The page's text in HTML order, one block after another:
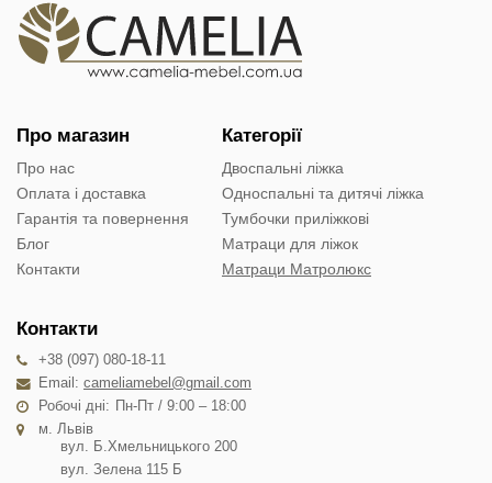
Про магазин
Про нас
Оплата і доставка
Гарантія та повернення
Блог
Контакти
Категорії
Двоспальні ліжка
Односпальні та дитячі ліжка
Тумбочки приліжкові
Матраци для ліжок
Матраци Матролюкс
Контакти
+38 (097) 080-18-11
Email: cameliamebel@gmail.com
Робочі дні:
Пн-Пт / 9:00 – 18:00
м. Львів
вул. Б.Хмельницького 200
вул. Зелена 115 Б